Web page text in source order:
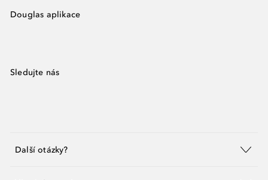
Douglas aplikace
Sledujte nás
Další otázky?